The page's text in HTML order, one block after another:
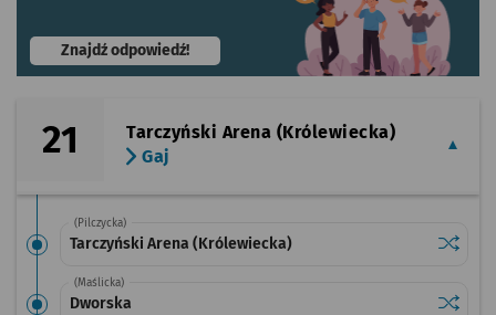
Znajdź odpowiedź!- otworzy się w nowej karcie
21
Tarczyński Arena (Królewiecka)
Gaj
(Pilczycka)
Tarczyński Arena (Królewiecka)
(Maślicka)
Dworska